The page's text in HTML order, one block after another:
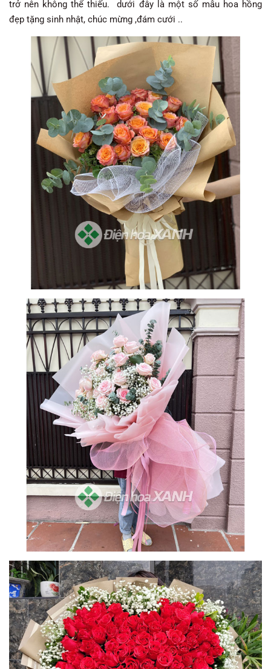
trở nên không thể thiếu. dưới đây là một số mẫu hoa hồng
đẹp tặng sinh nhật, chúc mừng ,đám cưới ..